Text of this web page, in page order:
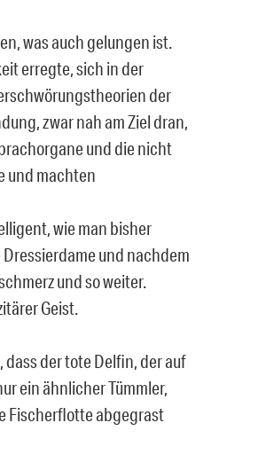
was auch gelungen ist.
erregte, sich in der
der
zwar nah am Ziel dran,
und die nicht
und machten
wie man bisher
und nachdem
und so weiter.
Geist.
der tote Delfin, der auf
ein ähnlicher Tümmler,
Fischerflotte abgegrast